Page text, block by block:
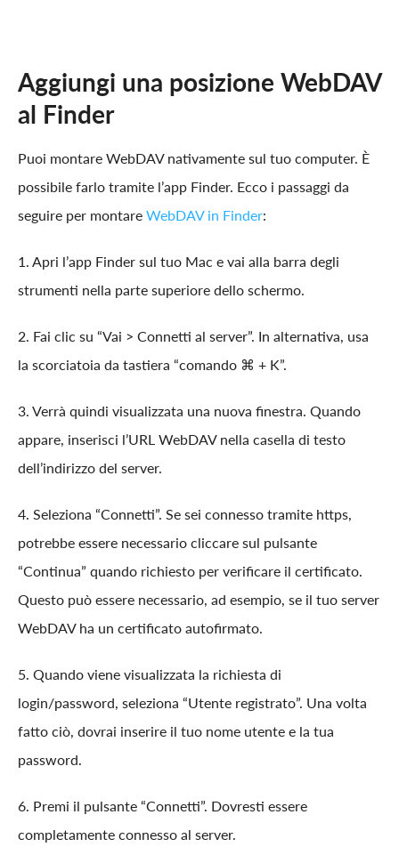
Aggiungi una posizione WebDAV
al Finder
Puoi montare WebDAV nativamente sul tuo computer. È
possibile farlo tramite l’app Finder. Ecco i passaggi da
seguire per montare WebDAV in Finder:
1. Apri l’app Finder sul tuo Mac e vai alla barra degli
strumenti nella parte superiore dello schermo.
2. Fai clic su “Vai > Connetti al server”. In alternativa, usa
la scorciatoia da tastiera “comando ⌘ + K”.
3. Verrà quindi visualizzata una nuova finestra. Quando
appare, inserisci l’URL WebDAV nella casella di testo
dell’indirizzo del server.
4. Seleziona “Connetti”. Se sei connesso tramite https,
potrebbe essere necessario cliccare sul pulsante
“Continua” quando richiesto per verificare il certificato.
Questo può essere necessario, ad esempio, se il tuo server
WebDAV ha un certificato autofirmato.
5. Quando viene visualizzata la richiesta di
login/password, seleziona “Utente registrato”. Una volta
fatto ciò, dovrai inserire il tuo nome utente e la tua
password.
6. Premi il pulsante “Connetti”. Dovresti essere
completamente connesso al server.